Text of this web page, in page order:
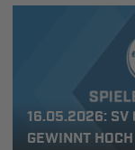
16.05.2026: SV
GEWINNT